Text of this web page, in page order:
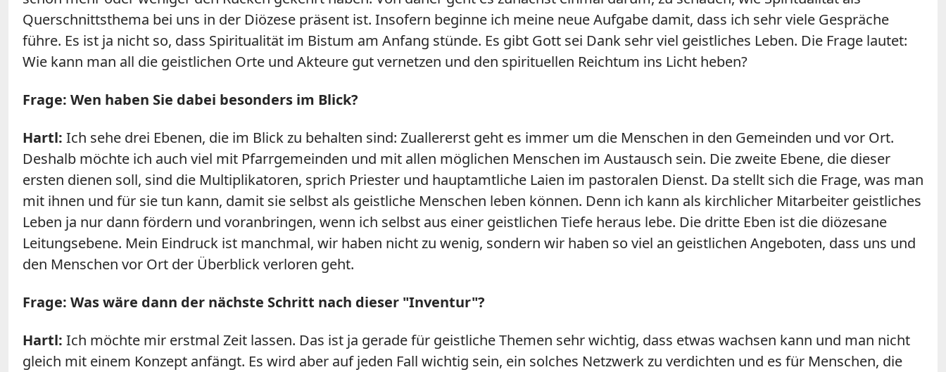
Querschnittsthema bei uns in der Diözese präsent ist. Insofern beginne ich meine neue Aufgabe damit, dass ich sehr viele Gespräche
führe. Es ist ja nicht so, dass Spiritualität im Bistum am Anfang stünde. Es gibt Gott sei Dank sehr viel geistliches Leben. Die Frage lautet:
Wie kann man all die geistlichen Orte und Akteure gut vernetzen und den spirituellen Reichtum ins Licht heben?
Frage: Wen haben Sie dabei besonders im Blick?
Hartl: Ich sehe drei Ebenen, die im Blick zu behalten sind: Zuallererst geht es immer um die Menschen in den Gemeinden und vor Ort.
Deshalb möchte ich auch viel mit Pfarrgemeinden und mit allen möglichen Menschen im Austausch sein. Die zweite Ebene, die dieser
ersten dienen soll, sind die Multiplikatoren, sprich Priester und hauptamtliche Laien im pastoralen Dienst. Da stellt sich die Frage, was man
mit ihnen und für sie tun kann, damit sie selbst als geistliche Menschen leben können. Denn ich kann als kirchlicher Mitarbeiter geistliches
Leben ja nur dann fördern und voranbringen, wenn ich selbst aus einer geistlichen Tiefe heraus lebe. Die dritte Eben ist die diözesane
Leitungsebene. Mein Eindruck ist manchmal, wir haben nicht zu wenig, sondern wir haben so viel an geistlichen Angeboten, dass uns und
den Menschen vor Ort der Überblick verloren geht.
Frage: Was wäre dann der nächste Schritt nach dieser "Inventur"?
Hartl: Ich möchte mir erstmal Zeit lassen. Das ist ja gerade für geistliche Themen sehr wichtig, dass etwas wachsen kann und man nicht
gleich mit einem Konzept anfängt. Es wird aber auf jeden Fall wichtig sein, ein solches Netzwerk zu verdichten und es für Menschen, die